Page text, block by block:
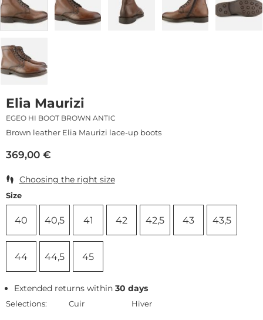
Elia Maurizi
EGEO HI BOOT BROWN ANTIC
Brown leather Elia Maurizi lace-up boots
369,00 €
Choosing the right size
Size
40 40,5 41 42 42,5 43 43,5
44 44,5 45
Extended returns within30 days
Selections: Cuir Hiver